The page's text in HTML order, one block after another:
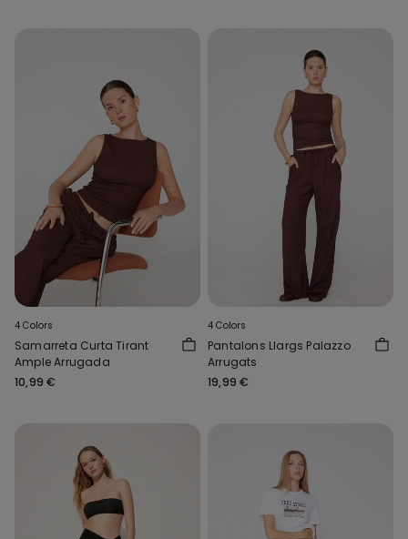
4 Colors
Samarreta Curta Tirant
Ample Arrugada
10,99 €
4 Colors
Pantalons Llargs Palazzo
Arrugats
19,99 €